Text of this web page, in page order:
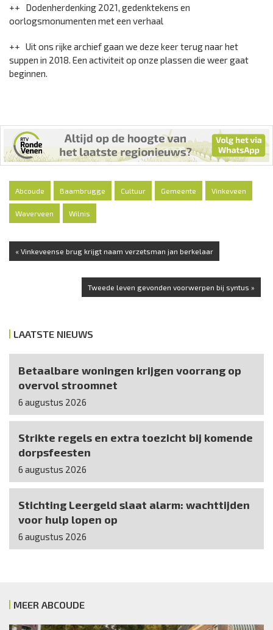
++ Dodenherdenking 2021, gedenktekens en
oorlogsmonumenten met een verhaal
++ Uit ons rijke archief gaan we deze keer terug naar het
suppen in 2018. Een activiteit op onze plassen die weer gaat
beginnen.
Abcoude Baambrugge Cultuur Gemeente Vinkeveen
Waverveen Wilnis
« Vinkeveense brug krijgt naam verzetsman jan berkelaar
Tweede leven gevonden voorwerpen bij syntus »
LAATSTE NIEUWS
Betaalbare woningen krijgen voorrang op
overvol stroomnet
6 augustus 2026
Strikte regels en extra toezicht bij komende
dorpsfeesten
6 augustus 2026
Stichting Leergeld slaat alarm: wachttijden
voor hulp lopen op
6 augustus 2026
MEER ABCOUDE